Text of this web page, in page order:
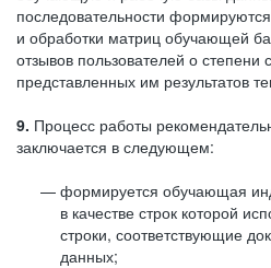
последовательности
и обработки матриц обучающей
отзывов пользователей о степени
представленных им результатов
9. Процесс работы
заключается в следующем:
формируется обучающая
в качестве строк которой
строки, соответствующие
данных;